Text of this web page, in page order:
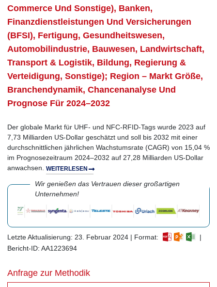
Commerce Und Sonstige), Banken,
Finanzdienstleistungen Und Versicherungen
(BFSI), Fertigung, Gesundheitswesen,
Automobilindustrie, Bauwesen, Landwirtschaft,
Transport & Logistik, Bildung, Regierung &
Verteidigung, Sonstige); Region – Markt Größe,
Branchendynamik, Chancenanalyse Und
Prognose Für 2024–2032
Der globale Markt für UHF- und NFC-RFID-Tags wurde 2023 auf
7,73 Milliarden US-Dollar geschätzt und soll bis 2032 mit einer
durchschnittlichen jährlichen Wachstumsrate (CAGR) von 15,04 %
im Prognosezeitraum 2024–2032 auf 27,28 Milliarden US-Dollar
anwachsen. WEITERLESEN
Wir genießen das Vertrauen dieser großartigen
Unternehmen!
Letzte Aktualisierung: 23. Februar 2024 | Format:
|
Bericht-ID: AA1223694
Anfrage zur Methodik